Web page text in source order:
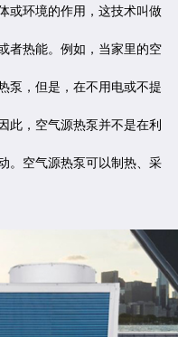
或环境的作用，这技术叫做
者热能。例如，当家里的空
泵，但是，在不用电或不提
此，空气源热泵并不是在利
。空气源热泵可以制热、采